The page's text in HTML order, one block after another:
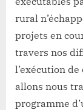
rural
projets en
travers nos
l’exécution
allons nous
programme